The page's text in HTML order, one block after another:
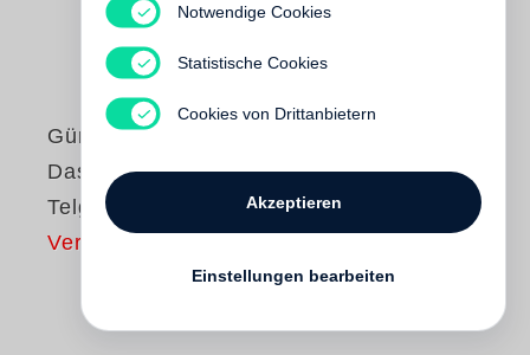
Günter Grass
Das Treffen in
Telgte
Vergriffen
Notwendige Cookies
Statistische Cookies
Cookies von Drittanbietern
Akzeptieren
Einstellungen bearbeiten